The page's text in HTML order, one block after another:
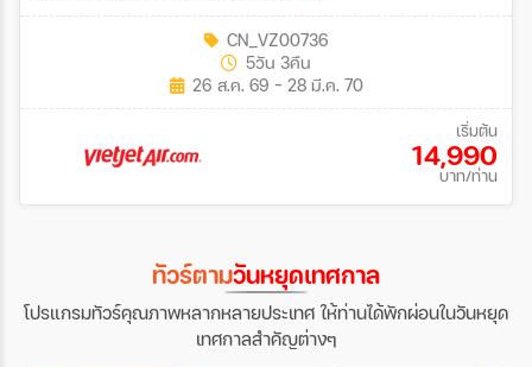
CN_VZ00736
5วัน 3คืน
26 ส.ค. 69 - 28 มี.ค. 70
เริ่มต้น
14,990
บาท/ท่าน
ทัวร์ตามวันหยุดเทศกาล
โปรแกรมทัวร์คุณภาพหลากหลายประเทศ ให้ท่านได้พักผ่อนในวันหยุด
เทศกาลสำคัญต่างๆ